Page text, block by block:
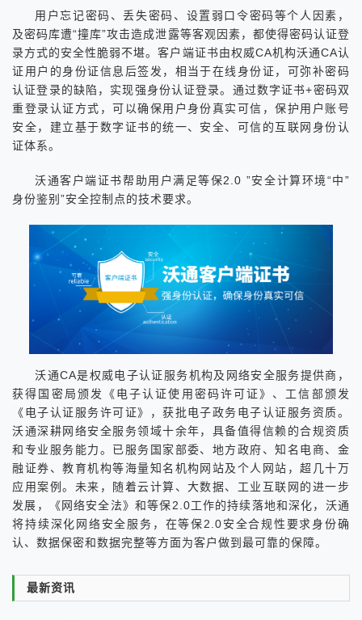
用户忘记密码、丢失密码、设置弱口令密码等个人因素，
及密码库遭“撞库”攻击造成泄露等客观因素，都使得密码认证登
录方式的安全性脆弱不堪。客户端证书由权威CA机构沃通CA认
证用户的身份证信息后签发，相当于在线身份证，可弥补密码
认证登录的缺陷，实现强身份认证登录。通过数字证书+密码双
重登录认证方式，可以确保用户身份真实可信，保护用户账号
安全，建立基于数字证书的统一、安全、可信的互联网身份认
证体系。
沃通客户端证书帮助用户满足等保2.0 ”安全计算环境“中”
身份鉴别”安全控制点的技术要求。
沃通CA是权威电子认证服务机构及网络安全服务提供商，
获得国密局颁发《电子认证使用密码许可证》、工信部颁发
《电子认证服务许可证》，获批电子政务电子认证服务资质。
沃通深耕网络安全服务领域十余年，具备值得信赖的合规资质
和专业服务能力。已服务国家部委、地方政府、知名电商、金
融证券、教育机构等海量知名机构网站及个人网站，超几十万
应用案例。未来，随着云计算、大数据、工业互联网的进一步
发展，《网络安全法》和等保2.0工作的持续落地和深化，沃通
将持续深化网络安全服务，在等保2.0安全合规性要求身份确
认、数据保密和数据完整等方面为客户做到最可靠的保障。
最新资讯